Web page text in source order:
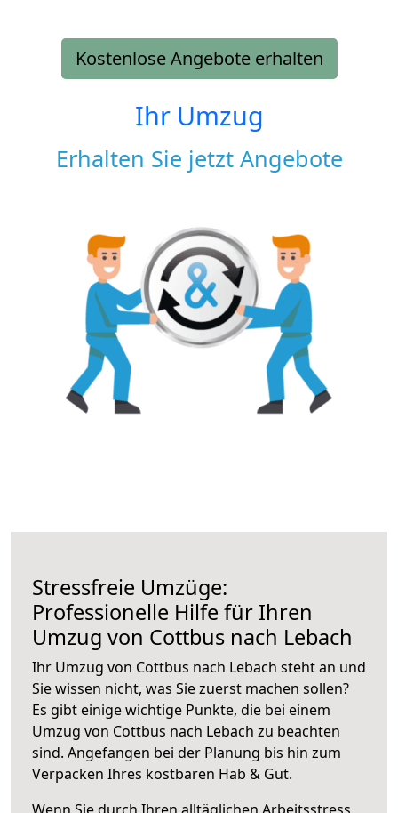
Kostenlose Angebote erhalten
Ihr Umzug
Erhalten Sie jetzt Angebote
Stressfreie Umzüge:
Professionelle Hilfe für Ihren
Umzug von Cottbus nach Lebach
Ihr Umzug von Cottbus nach Lebach steht an und
Sie wissen nicht, was Sie zuerst machen sollen?
Es gibt einige wichtige Punkte, die bei einem
Umzug von Cottbus nach Lebach zu beachten
sind. Angefangen bei der Planung bis hin zum
Verpacken Ihres kostbaren Hab & Gut.